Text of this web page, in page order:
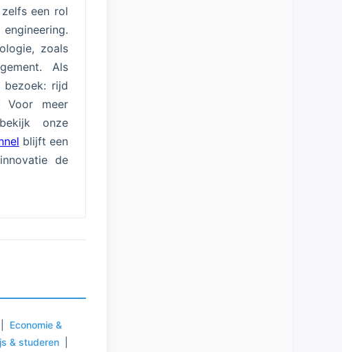
een rol
zoals
Als
rijd
Voor meer
onze
blijft een
de
Economie &
& studeren